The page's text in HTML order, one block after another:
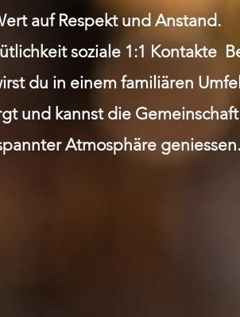
auf Respekt und Anstand.
soziale 1:1 Kontakte
du in einem familiären
und kannst die
Atmosphäre geniessen.